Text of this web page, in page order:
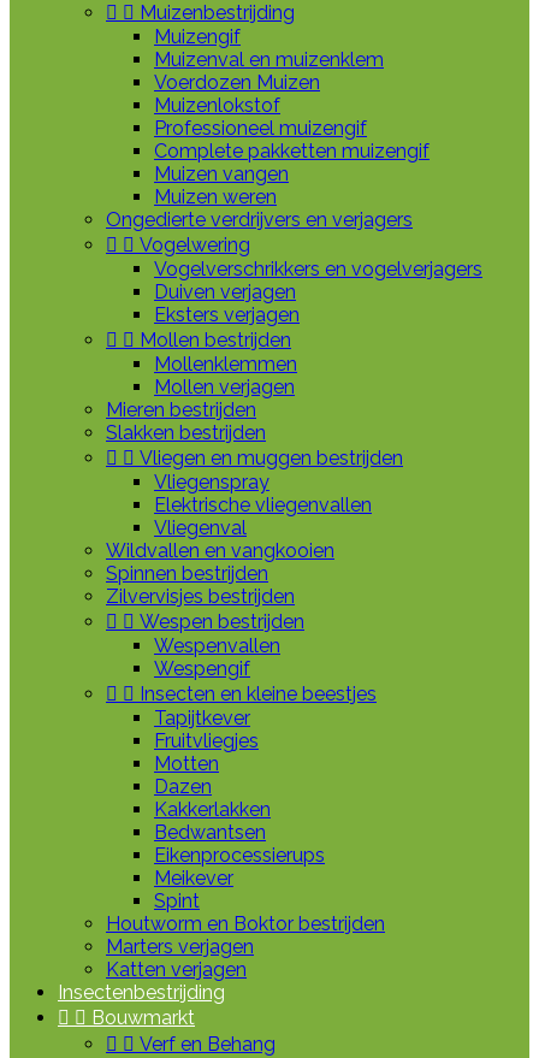
  Muizenbestrijding
Muizengif
Muizenval en muizenklem
Voerdozen Muizen
Muizenlokstof
Professioneel muizengif
Complete pakketten muizengif
Muizen vangen
Muizen weren
Ongedierte verdrijvers en verjagers
  Vogelwering
Vogelverschrikkers en vogelverjagers
Duiven verjagen
Eksters verjagen
  Mollen bestrijden
Mollenklemmen
Mollen verjagen
Mieren bestrijden
Slakken bestrijden
  Vliegen en muggen bestrijden
Vliegenspray
Elektrische vliegenvallen
Vliegenval
Wildvallen en vangkooien
Spinnen bestrijden
Zilvervisjes bestrijden
  Wespen bestrijden
Wespenvallen
Wespengif
  Insecten en kleine beestjes
Tapijtkever
Fruitvliegjes
Motten
Dazen
Kakkerlakken
Bedwantsen
Eikenprocessierups
Meikever
Spint
Houtworm en Boktor bestrijden
Marters verjagen
Katten verjagen
Insectenbestrijding
  Bouwmarkt
  Verf en Behang